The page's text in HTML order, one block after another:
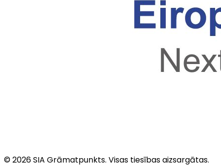
©2026SIA Grāmatpunkts. Visas tiesības aizsargātas.